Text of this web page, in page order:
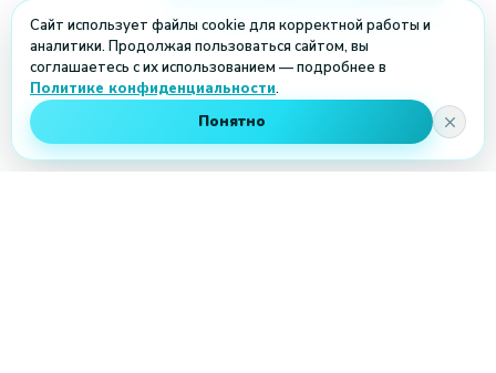
Сайт использует файлы cookie для корректной работы и
аналитики. Продолжая пользоваться сайтом, вы
соглашаетесь с их использованием — подробнее в
Политике конфиденциальности.
Понятно